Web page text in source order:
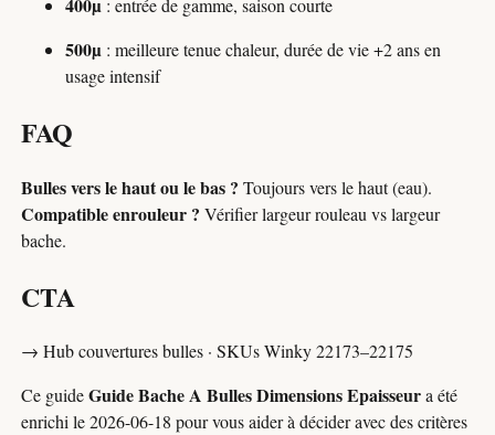
: entrée de gamme, saison courte
500µ : meilleure tenue chaleur, durée de vie +2 ans en
usage intensif
FAQ
Bulles vers le haut ou le bas ? Toujours vers le haut (eau).
Compatible enrouleur ? Vérifier largeur rouleau vs largeur
bache.
CTA
→ Hub couvertures bulles · SKUs Winky 22173–22175
Ce guideGuide Bache A Bulles Dimensions Epaisseura été
enrichi le2026-06-18 pour vous aider à décider avec des critères